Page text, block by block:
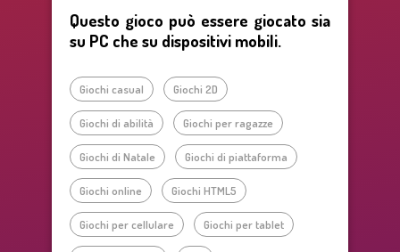
Questo gioco può essere giocato sia
su PC che su dispositivi mobili.
Giochi casual Giochi 2D
Giochi di abilità Giochi per ragazze
Giochi di Natale Giochi di piattaforma
Giochi online Giochi HTML5
Giochi per cellulare Giochi per tablet